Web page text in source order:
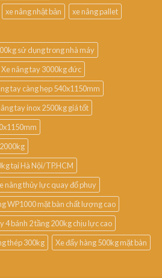
xe nâng nhật bản
xe nâng pallet
sử dụng trong nhà máy
Xe nâng tay 3000kg đức
tay càng hẹp 540x1150mm
tay inox 2500kg giá tốt
tại Hà Nội/TP.HCM
nâng thủy lực quay đổ phuy
WP1000 mặt bàn chất lượng cao
4 bánh 2 tầng 200kg chịu lực cao
thép 300kg Xe đẩy hàng 500kg mặt bàn